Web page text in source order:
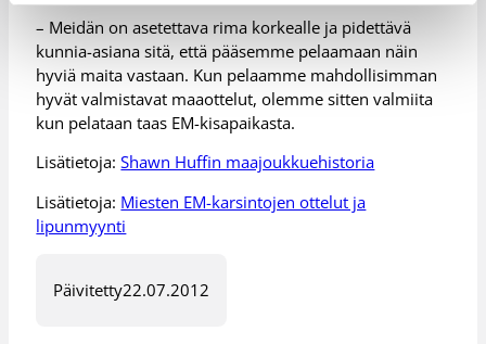
– Meidän on asetettava rima korkealle ja pidettävä
kunnia-asiana sitä, että pääsemme pelaamaan näin
hyviä maita vastaan. Kun pelaamme mahdollisimman
hyvät valmistavat maaottelut, olemme sitten valmiita
kun pelataan taas EM-kisapaikasta.
Lisätietoja:Shawn Huffin maajoukkuehistoria
Lisätietoja: Miesten EM-karsintojen ottelut ja
lipunmyynti
Päivitetty22.07.2012